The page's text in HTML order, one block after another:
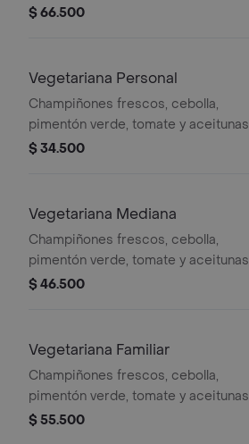
Pimienta Roja y Pepperoncini.
$ 66.500
Vegetariana Personal
Champiñones frescos, cebolla,
pimentón verde, tomate y aceitunas
negras - 4 porciones. Incluye Salsa
$ 34.500
Vegetariana Mediana
Champiñones frescos, cebolla,
pimentón verde, tomate y aceitunas
negras - 8 porciones. Incluye Salsa
$ 46.500
Vegetariana Familiar
Champiñones frescos, cebolla,
pimentón verde, tomate y aceitunas
negras. - 10 porciones. Incluye Salsa
$ 55.500